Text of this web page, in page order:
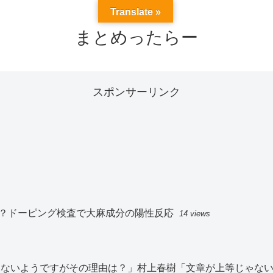
まとめったらー
スポンサーリンク
ドーピング検査で大麻成分の陽性反応 14 views
いようですがその理由は？」村上春樹「文章が上等じゃない
Translate »